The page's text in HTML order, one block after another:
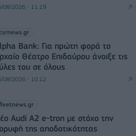
08/2026 - 11:19
Bank: Για πρώτη φορά το
Θέατρο Επιδαύρου άνοιξε τις
του σε όλους
08/2026 - 10:12
Audi A2 e-tron με στόχο την
της αποδοτικότητας